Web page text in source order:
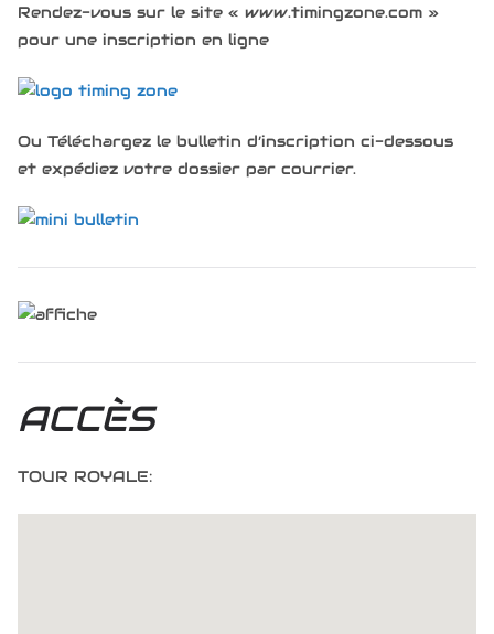
Rendez-vous sur le site « www.timingzone.com »
pour une inscription en ligne
Ou Téléchargez le bulletin d’inscription ci-dessous
et expédiez votre dossier par courrier.
ACCÈS
TOUR ROYALE: